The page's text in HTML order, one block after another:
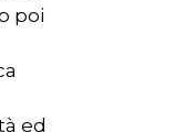
poi
ed